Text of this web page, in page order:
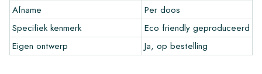
Afname
Per doos
Specifiek kenmerk
Eco friendly geproduceerd
Eigen ontwerp
Ja, op bestelling